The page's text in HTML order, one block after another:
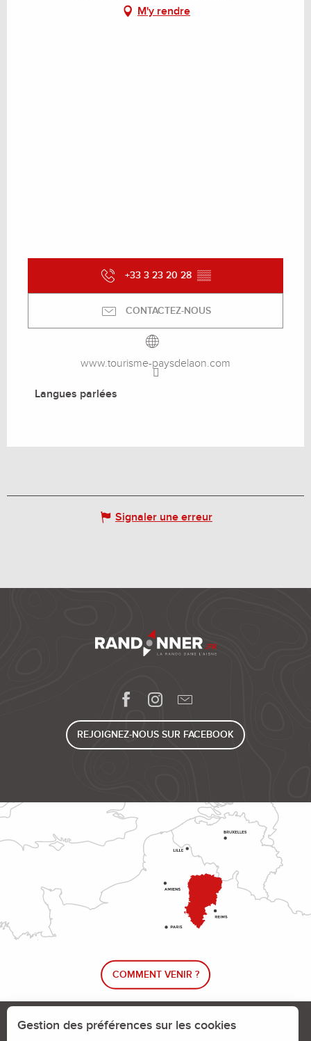
M'y rendre
+33 3 23 20 28 ▒▒
CONTACTEZ-NOUS
www.tourisme-paysdelaon.com
Langues parlées
Langues parlées
Signaler une erreur
REJOIGNEZ-NOUS SUR FACEBOOK
COMMENT VENIR ?
Le blog rando !
Gestion des préférences sur les cookies